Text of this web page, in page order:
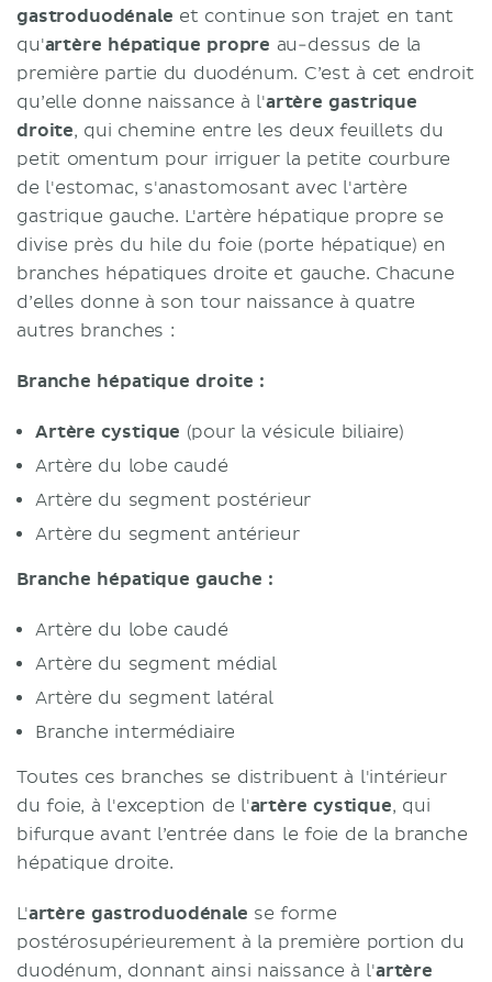
gastroduodénale et continue son trajet en tant
qu'artère hépatique propre au-dessus de la
première partie du duodénum. C’est à cet endroit
qu’elle donne naissance à l'artère gastrique
droite, qui chemine entre les deux feuillets du
petit omentum pour irriguer la petite courbure
de l'estomac, s'anastomosant avec l'artère
gastrique gauche. L'artère hépatique propre se
divise près du hile du foie (porte hépatique) en
branches hépatiques droite et gauche. Chacune
d’elles donne à son tour naissance à quatre
autres branches :
Branche hépatique droite :
Artère cystique (pour la vésicule biliaire)
Artère du lobe caudé
Artère du segment postérieur
Artère du segment antérieur
Branche hépatique gauche :
Artère du lobe caudé
Artère du segment médial
Artère du segment latéral
Branche intermédiaire
Toutes ces branches se distribuent à l'intérieur
du foie, à l'exception de l'artère cystique, qui
bifurque avant l’entrée dans le foie de la branche
hépatique droite.
L'artère gastroduodénale se forme
postérosupérieurement à la première portion du
duodénum, donnant ainsi naissance à l'artère